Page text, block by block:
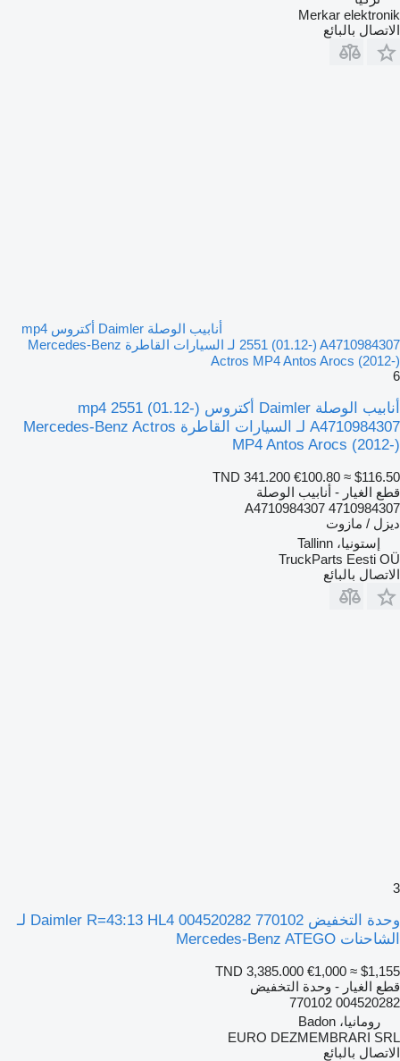
Merkar elektronik
الاتصال بالبائع
أنابيب الوصلة Daimler أكتروس mp4
2551 (01.12-) A4710984307 لـ السيارات القاطرة Mercedes-Benz
Actros MP4 Antos Arocs (2012-)
6
أنابيب الوصلة Daimler أكتروس mp4 2551 (01.12-)
A4710984307 لـ السيارات القاطرة Mercedes-Benz Actros
MP4 Antos Arocs (2012-)
TND 341.200 €100.80 ≈ $116.50
قطع الغيار - أنابيب الوصلة
A4710984307 4710984307
ديزل / مازوت
إستونيا، Tallinn
TruckParts Eesti OÜ
الاتصال بالبائع
3
وحدة التخفيض Daimler R=43:13 HL4 004520282 770102 لـ
الشاحنات Mercedes-Benz ATEGO
TND 3,385.000 €1,000 ≈ $1,155
قطع الغيار - وحدة التخفيض
004520282 770102
رومانيا، Badon
EURO DEZMEMBRARI SRL
الاتصال بالبائع